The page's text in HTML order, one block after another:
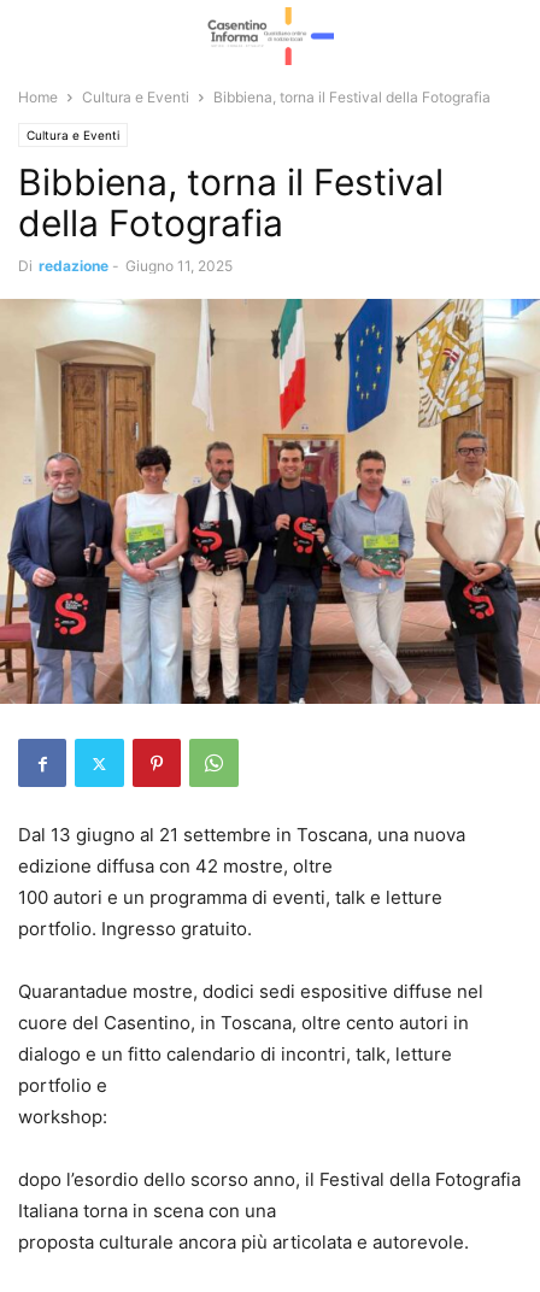
Home Cultura e Eventi Bibbiena, torna il Festival della Fotografia
Cultura e Eventi
Bibbiena, torna il Festival
della Fotografia
Di redazione - Giugno 11, 2025
Dal 13 giugno al 21 settembre in Toscana, una nuova
edizione diffusa con 42 mostre, oltre
100 autori e un programma di eventi, talk e letture
portfolio. Ingresso gratuito.
Quarantadue mostre, dodici sedi espositive diffuse nel
cuore del Casentino, in Toscana, oltre cento autori in
dialogo e un fitto calendario di incontri, talk, letture
portfolio e
workshop:
dopo l’esordio dello scorso anno, il Festival della Fotografia
Italiana torna in scena con una
proposta culturale ancora più articolata e autorevole.